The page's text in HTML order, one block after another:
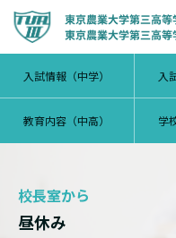
入試情報（中学） 入
教育内容（中高） 学
校長室から
昼休み